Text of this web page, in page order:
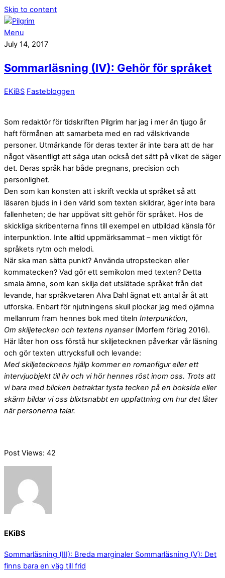
Skip to content
Menu
July 14, 2017
Sommarläsning (IV): Gehör för språket
EKiBS Fastebloggen
Som redaktör för tidskriften Pilgrim har jag i mer än tjugo år
haft förmånen att samarbeta med en rad välskrivande
personer. Utmärkande för deras texter är inte bara att de har
något väsentligt att säga utan också det sätt på vilket de säger
det. Deras språk har både pregnans, precision och
personlighet.
Den som kan konsten att i skrift veckla ut språket så att
läsaren bjuds in i den värld som texten skildrar, äger inte bara
fallenheten; de har uppövat sitt gehör för språket. Hos de
skickliga skribenterna finns till exempel en utbildad känsla för
interpunktion. Inte alltid uppmärksammat – men viktigt för
språkets rytm och melodi.
När ska man sätta punkt? Använda utropstecken eller
kommatecken? Vad gör ett semikolon med texten? Detta
smala ämne, som kan skilja det utslätade språket från det
levande, har språkvetaren Alva Dahl ägnat ett antal år åt att
utforska. Enbart för njutningens skull plockar jag med ojämna
mellanrum fram hennes bok med titeln Interpunktion,
Om skiljetecken och textens nyanser(Morfem förlag 2016).
Här låter hon oss förstå hur skiljetecknen påverkar vår läsning
och gör texten uttrycksfull och levande:
Med skiljetecknens hjälp kommer en romanfigur eller ett
intervjuobjekt till liv och vi hör hennes röst inom oss. Trots att
vi bara med blicken betraktar tysta tecken på en boksida eller
skärm bildar vi oss blixtsnabbt en uppfattning om hur det låter
när personerna talar.
Post Views: 42
EKiBS
Sommarläsning (III): Breda marginaler Sommarläsning (V): Det
finns bara en väg till frid